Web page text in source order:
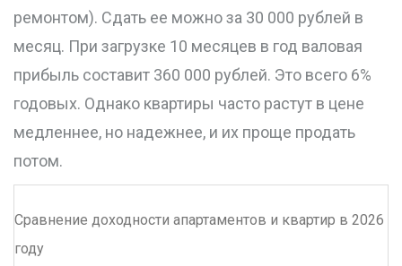
ремонтом). Сдать ее можно за 30 000 рублей в
месяц. При загрузке 10 месяцев в год валовая
прибыль составит 360 000 рублей. Это всего 6%
годовых. Однако квартиры часто растут в цене
медленнее, но надежнее, и их проще продать
потом.
Сравнение доходности апартаментов и квартир в 2026
году